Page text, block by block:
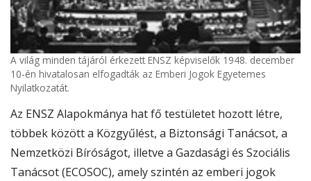
A világ minden tájáról érkezett ENSZ képviselők 1948. december
10-én hivatalosan elfogadták az Emberi Jogok Egyetemes
Nyilatkozatát.
Az ENSZ Alapokmánya hat fő testületet hozott létre,
többek között a Közgyűlést, a Biztonsági Tanácsot, a
Nemzetközi Bíróságot, illetve a Gazdasági és Szociális
Tanácsot (ECOSOC), amely szintén az emberi jogok